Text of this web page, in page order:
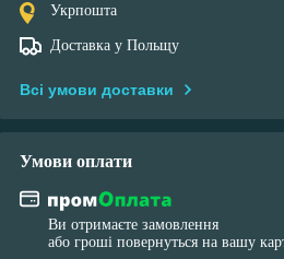
Укрпошта
Доставка у Польщу
Всі умови доставки
Умови оплати
Ви отримаєте замовлення
або гроші повернуться на вашу